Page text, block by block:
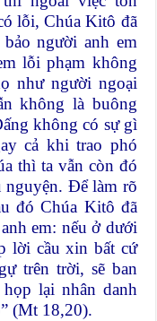
lỗi, Chúa Kitô đã
người anh em
lỗi phạm không
như người ngoại
không là buông
không có sự gì
cả khi trao phó
thì ta vẫn còn đó
nguyện. Để làm rõ
đó Chúa Kitô đã
em: nếu ở dưới
lời cầu xin bất cứ
trên trời, sẽ ban
lại nhân danh
(Mt 18,20).